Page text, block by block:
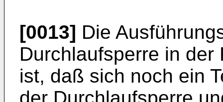
[0013] Die
Durchlaufsperre in
ist, daß sich noch ein